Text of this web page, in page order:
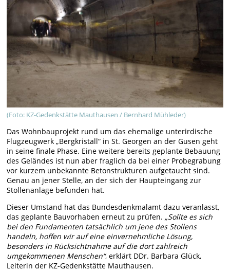
(Foto: KZ-Gedenkstätte Mauthausen / Bernhard Mühleder)
Das Wohnbauprojekt rund um das ehemalige unterirdische
Flugzeugwerk „Bergkristall“ in St. Georgen an der Gusen geht
in seine finale Phase. Eine weitere bereits geplante Bebauung
des Geländes ist nun aber fraglich da bei einer Probegrabung
vor kurzem unbekannte Betonstrukturen aufgetaucht sind.
Genau an jener Stelle, an der sich der Haupteingang zur
Stollenanlage befunden hat.
Dieser Umstand hat das Bundesdenkmalamt dazu veranlasst,
das geplante Bauvorhaben erneut zu prüfen. „Sollte es sich
bei den Fundamenten tatsächlich um jene des Stollens
handeln, hoffen wir auf eine einvernehmliche Lösung,
besonders in Rücksichtnahme auf die dort zahlreich
umgekommenen Menschen“, erklärt DDr. Barbara Glück,
Leiterin der KZ-Gedenkstätte Mauthausen.